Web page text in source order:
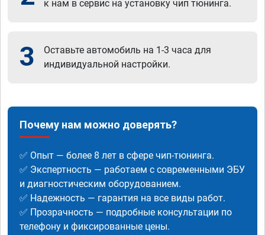
к нам в сервис на установку чип тюнинга.
3
Оставьте автомобиль на 1-3 часа для
индивидуальной настройки.
Почему нам можно доверять?
✅ Опыт — более 8 лет в сфере чип-тюнинга.
✅ Экспертность — работаем с современными ЭБУ
и диагностическим оборудованием.
✅ Надежность — гарантия на все виды работ.
✅ Прозрачность — подробные консультации по
телефону и фиксированные цены.